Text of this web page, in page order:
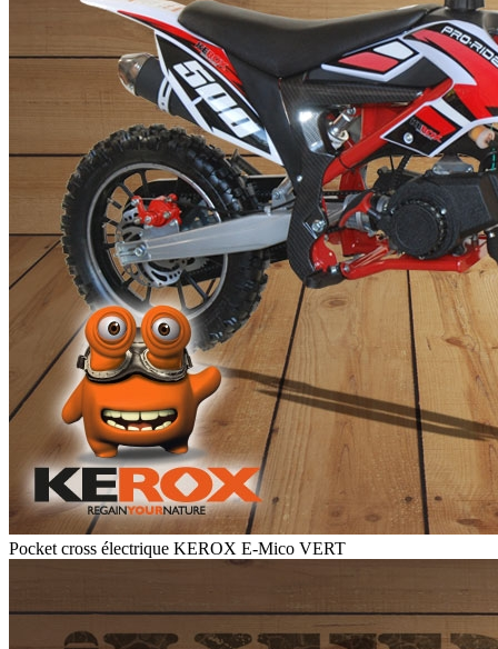
Pocket cross électrique KEROX E-Mico VERT